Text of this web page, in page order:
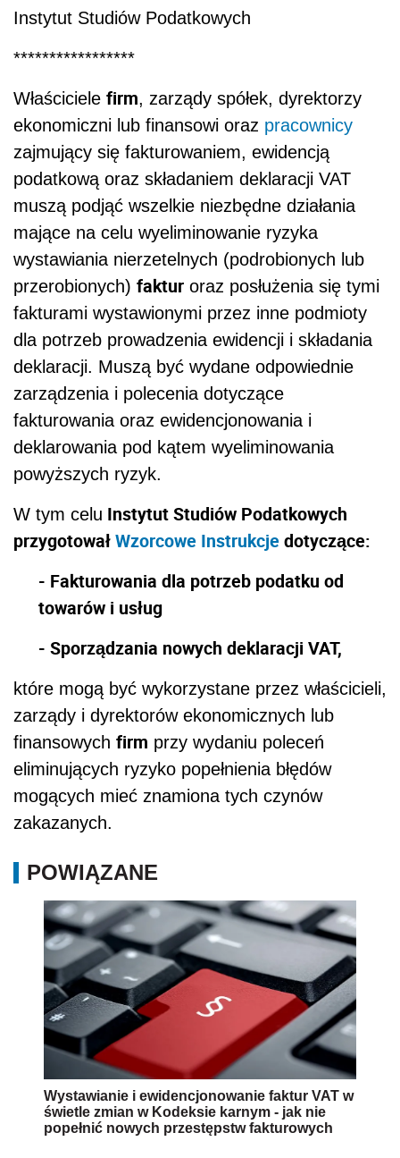
Instytut Studiów Podatkowych
*****************
Właściciele firm, zarządy spółek, dyrektorzy
ekonomiczni lub finansowi oraz pracownicy
zajmujący się fakturowaniem, ewidencją
podatkową oraz składaniem deklaracji VAT
muszą podjąć wszelkie niezbędne działania
mające na celu wyeliminowanie ryzyka
wystawiania nierzetelnych (podrobionych lub
przerobionych) faktur oraz posłużenia się tymi
fakturami wystawionymi przez inne podmioty
dla potrzeb prowadzenia ewidencji i składania
deklaracji. Muszą być wydane odpowiednie
zarządzenia i polecenia dotyczące
fakturowania oraz ewidencjonowania i
deklarowania pod kątem wyeliminowania
powyższych ryzyk.
W tym celu Instytut Studiów Podatkowych
przygotowałWzorcowe Instrukcjedotyczące:
- Fakturowania dla potrzeb podatku od
towarów i usług
- Sporządzania nowych deklaracji VAT,
które mogą być wykorzystane przez właścicieli,
zarządy i dyrektorów ekonomicznych lub
finansowych firm przy wydaniu poleceń
eliminujących ryzyko popełnienia błędów
mogących mieć znamiona tych czynów
zakazanych.
POWIĄZANE
Wystawianie i ewidencjonowanie faktur VAT w
świetle zmian w Kodeksie karnym - jak nie
popełnić nowych przestępstw fakturowych